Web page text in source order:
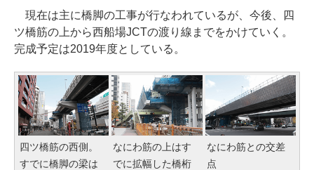
現在は主に橋脚の工事が行なわれているが、今後、四
ツ橋筋の上から西船場JCTの渡り線までをかけていく。
完成予定は2019年度としている。
四ツ橋筋の西側。
すでに橋脚の梁は
なにわ筋の上はす
でに拡幅した橋桁
なにわ筋との交差
点